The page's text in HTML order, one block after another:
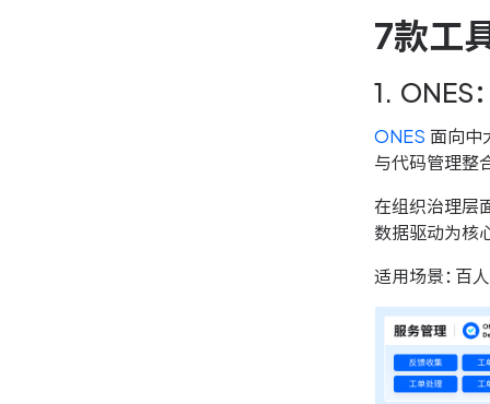
7款工
1. ONES
ONES 面向中
与代码管理整
在组织治理层
数据驱动为核
适用场景：百